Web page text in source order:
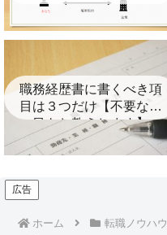
職務経歴書に書くべき項
目は３つだけ【不要な項
目もお教えします】
広告
ホーム 転職ノウハウ